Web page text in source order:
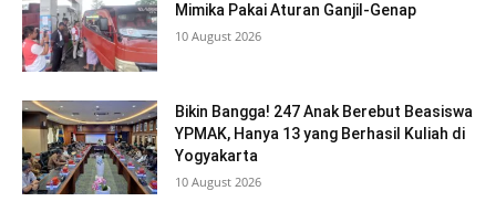
Mimika Pakai Aturan Ganjil-Genap
10 August 2026
Bikin Bangga! 247 Anak Berebut Beasiswa
YPMAK, Hanya 13 yang Berhasil Kuliah di
Yogyakarta
10 August 2026